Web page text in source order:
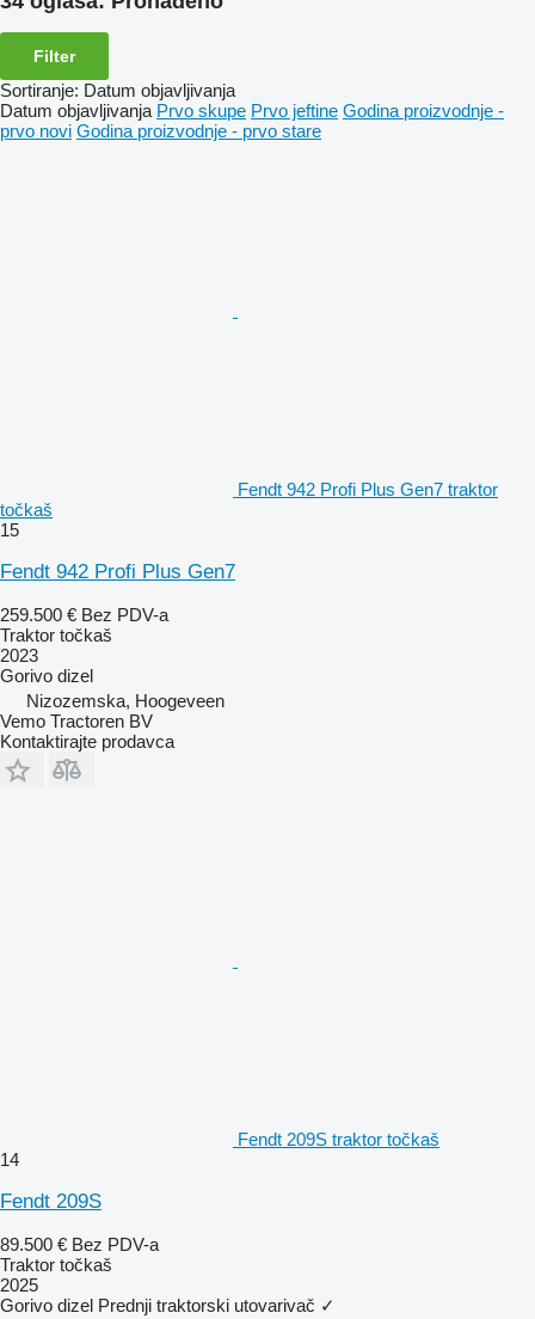
Filter
Sortiranje: Datum objavljivanja
Datum objavljivanja Prvo skupe Prvo jeftine Godina proizvodnje -
prvo novi Godina proizvodnje - prvo stare
Fendt 942 Profi Plus Gen7 traktor
točkaš
15
Fendt 942 Profi Plus Gen7
259.500 € Bez PDV-a
Traktor točkaš
2023
Gorivo dizel
Nizozemska, Hoogeveen
Vemo Tractoren BV
Kontaktirajte prodavca
Fendt 209S traktor točkaš
14
Fendt 209S
89.500 € Bez PDV-a
Traktor točkaš
2025
Gorivo dizel Prednji traktorski utovarivač ✓